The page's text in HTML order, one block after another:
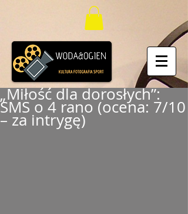
„Miłość dla dorosłych”:
SMS o 4 rano (ocena: 7/10
– za intrygę)